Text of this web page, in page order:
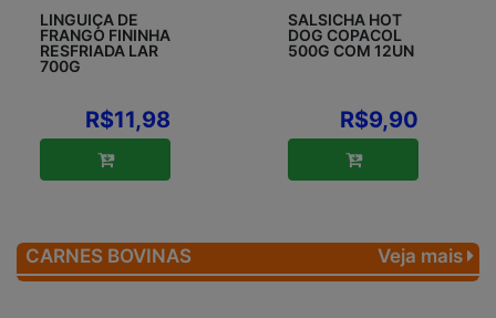
LINGUIÇA DE
FRANGO FININHA
RESFRIADA LAR
700G
R$11,98
SALSICHA HOT
DOG COPACOL
500G COM 12UN
R$9,90
CARNES BOVINAS Veja mais